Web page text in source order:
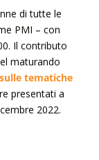
di tutte le
PMI – con
Il contributo
maturando
tematiche
presentati a
2022.